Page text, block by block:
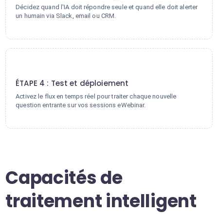
Décidez quand l'IA doit répondre seule et quand elle doit alerter
un humain via Slack, email ou CRM.
ÉTAPE 4 : Test et déploiement
Activez le flux en temps réel pour traiter chaque nouvelle
question entrante sur vos sessions eWebinar.
Capacités de
traitement intelligent